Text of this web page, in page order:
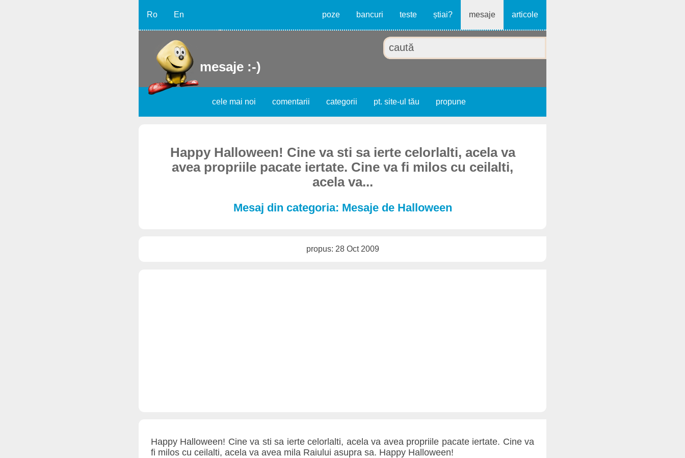
Ro En poze bancuri teste știai? mesaje articole
mesaje :-)
cele mai noi comentarii categorii pt. site-ul tău propune
Happy Halloween! Cine va sti sa ierte celorlalti, acela va
avea propriile pacate iertate. Cine va fi milos cu ceilalti,
acela va...
Mesaj din categoria: Mesaje de Halloween
propus: 28 Oct 2009
Happy Halloween! Cine va sti sa ierte celorlalti, acela va avea propriile pacate iertate. Cine va
fi milos cu ceilalti, acela va avea mila Raiului asupra sa. Happy Halloween!